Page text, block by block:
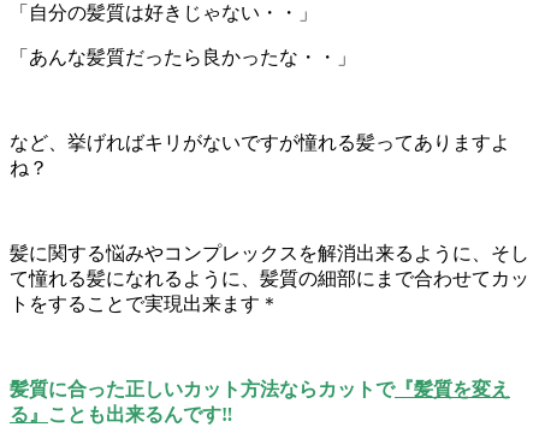
「自分の髪質は好きじゃない・・」
「あんな髪質だったら良かったな・・」
など、挙げればキリがないですが憧れる髪ってありますよ
ね？
髪に関する悩みやコンプレックスを解消出来るように、そし
て憧れる髪になれるように、髪質の細部にまで合わせてカッ
トをすることで実現出来ます＊
髪質に合った正しいカット方法ならカットで『髪質を変え
る』
ことも出来るんです‼